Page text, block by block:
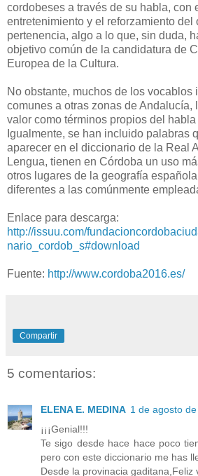
cordobeses a través de su habla, con
entretenimiento y el reforzamiento del
pertenencia, algo a lo que, sin duda,
objetivo común de la candidatura de
Europea de la Cultura.
No obstante, muchos de los vocablos
comunes a otras zonas de Andalucía,
valor como términos propios del
Igualmente, se han incluido palabras
aparecer en el diccionario de la Real
Lengua, tienen en Córdoba un uso
otros lugares de la geografía
diferentes a las comúnmente
Enlace para descarga:
http://issuu.com/
nario_cordob_s#download
Fuente: http://www.cordoba2016.es/
Compartir
5 comentarios:
ELENA E. MEDINA 1 de agosto
¡¡¡Genial!!!
Te sigo desde hace hace poco
pero con este diccionario me has
Desde la provinacia gaditana,Feliz